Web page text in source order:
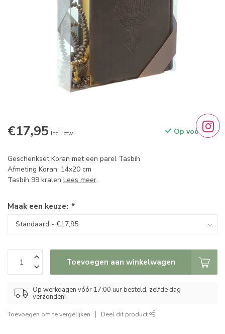
€17,95 Incl. btw Op voorraad
Geschenkset Koran met een parel Tasbih
Afmeting Koran: 14x20 cm
Tasbih 99 kralen Lees meer.
Maak een keuze: *
Toevoegen aan winkelwagen
Op werkdagen vóór 17:00 uur besteld, zelfde dag
verzonden!
Toevoegen om te vergelijken Deel dit product